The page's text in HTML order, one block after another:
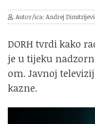
Autor/ica: Andrej
DORH tvrdi kako
je u tijeku
om. Javnoj
kazne.